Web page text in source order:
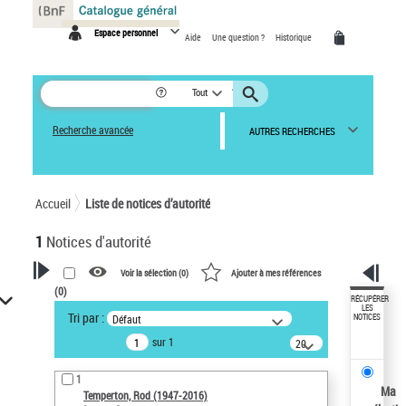
Espace personnel Aide Une question ? Historique
Tout
Recherche avancée AUTRES RECHERCHES
Accueil Liste de notices d’autorité
1 Notices d'autorité
VOTRE RECHERCHE
Recherche avancée dans les
notices d’autorité
Œuvres liées à l'auteur :
Temperton, Rod (1947-2016)
Voir la sélection (0) Ajouter à mes références
(0)
Tri par : Défaut
sur 1
20
résultats/page
1
Temperton, Rod (1947-2016)
RÉCUPÉRER
LES
NOTICES
Ma
Panneau de gestion des cookies